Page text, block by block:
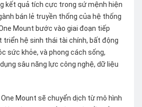
kết quả tích cực trong sứ mệnh hiện
bán lẻ truyền thống của hệ thống
Mount bước vào giai đoạn tiếp
triển hệ sinh thái tài chính, bất động
sức khỏe, và phong cách sống,
sâu năng lực công nghệ, dữ liệu
Mount sẽ chuyển dịch từ mô hình